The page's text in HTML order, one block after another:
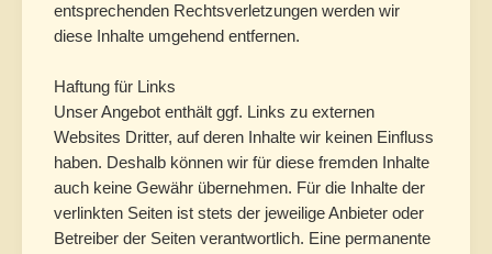
entsprechenden Rechtsverletzungen werden wir
diese Inhalte umgehend entfernen.
Haftung für Links
Unser Angebot enthält ggf. Links zu externen
Websites Dritter, auf deren Inhalte wir keinen Einfluss
haben. Deshalb können wir für diese fremden Inhalte
auch keine Gewähr übernehmen. Für die Inhalte der
verlinkten Seiten ist stets der jeweilige Anbieter oder
Betreiber der Seiten verantwortlich. Eine permanente